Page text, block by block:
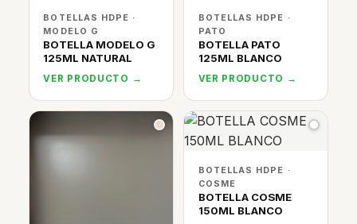
BOTELLAS HDPE ·
MODELO G
BOTELLA MODELO G
125ML NATURAL
VER PRODUCTO →
BOTELLAS HDPE ·
PATO
BOTELLA PATO
125ML BLANCO
VER PRODUCTO →
BOTELLAS HDPE ·
COSME
BOTELLA COSME
150ML BLANCO